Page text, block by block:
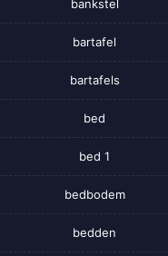
bankstel
bartafel
bartafels
bed
bed 1
bedbodem
bedden